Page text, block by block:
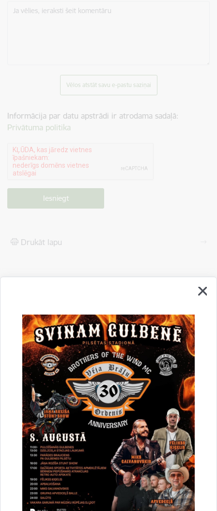
Ja vēlies, ieraksti šeit komentāru
Vēlos atstāt savu e-pastu saziņai
Informācija par datu apstrādi ir atrodama sadaļā:
Privātuma politika
Drukāt lapu
Vai šī informācija bija noderīga?
Sniegt atsauksmi
Esi pirmais, kurš uzzina!